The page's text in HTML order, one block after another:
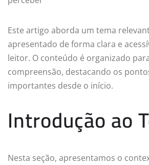
Este artigo aborda um tema
apresentado de forma clara e
leitor. O conteúdo é organizado
compreensão, destacando os
importantes desde o início.
Introdução ao
Nesta seção, apresentamos o